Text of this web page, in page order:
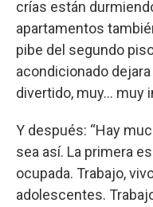
crías están
apartamentos
pibe del segundo
acondicionado
divertido, muy... muy
Y después: “Hay
sea así. La primera
ocupada. Trabajo,
adolescentes.